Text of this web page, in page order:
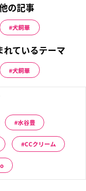
の記事
犬飼華
ているテーマ
犬飼華
水谷豊
CCクリーム